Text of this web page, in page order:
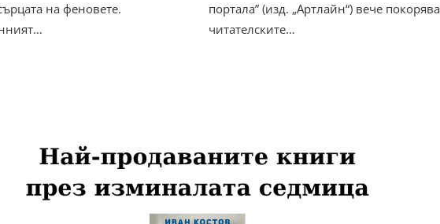
на феновете.
портала” (изд. „Артлайн“) вече покорява
читателските…